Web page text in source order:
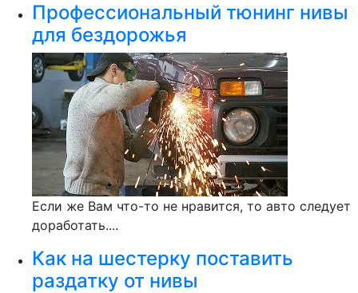
Профессиональный тюнинг нивы
для бездорожья
Если же Вам что-то не нравится, то авто следует
доработать....
Как на шестерку поставить
раздатку от нивы